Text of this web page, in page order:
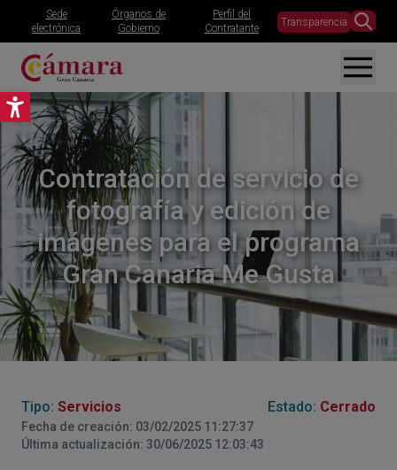
Abrir barra de herramientas
Sede
electrónica
Órganos de
Gobierno
Perfil del
Contratante
Transparencia
Contratación de servicio de
fotografía y edición de
imágenes para el programa
Gran Canaria Me Gusta
Tipo: Servicios Estado: Cerrado
Fecha de creación: 03/02/2025 11:27:37
Última actualización: 30/06/2025 12:03:43